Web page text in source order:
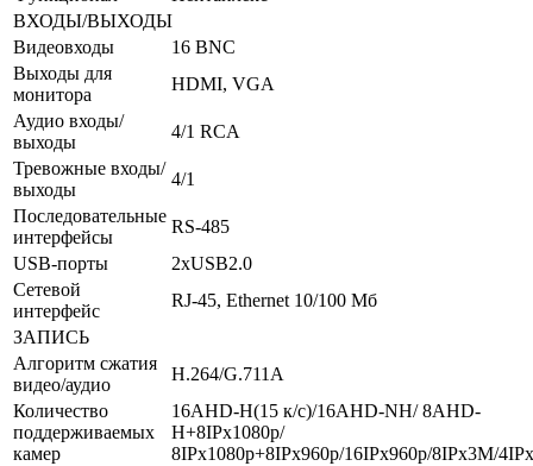
ВХОДЫ/ВЫХОДЫ
Видеовходы
16 BNC
Выходы для
монитора
HDMI, VGA
Аудио входы/
выходы
4/1 RCA
Тревожные входы/
выходы
4/1
Последовательные
интерфейсы
RS-485
USB-порты
2xUSB2.0
Сетевой
интерфейс
RJ-45, Ethernet 10/100 Мб
ЗАПИСЬ
Алгоритм сжатия
видео/аудио
H.264/G.711A
Количество
поддерживаемых
камер
16AHD-H(15 к/с)/16AHD-NH/ 8AHD-
H+8IPx1080p/
8IPx1080p+8IPx960p/16IPx960p/8IPx3M/